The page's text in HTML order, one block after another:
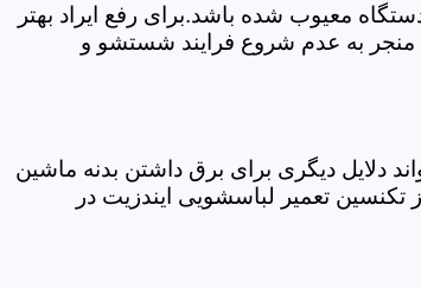
معیوب شده باشد.برای رفع ایراد بهتر
منجر به عدم شروع فرایند شستشو و
دیگری برای برق داشتن بدنه ماشین
تعمیر لباسشویی ایندزیت در